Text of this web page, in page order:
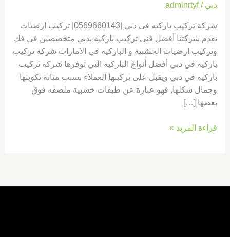
دبي /
adminrtyf
شركة تركيب باركيه في دبي |0569660143| تركيب ارضيات
تقدم شركتنا أفضل فني تركيب باركيه بدبي متخصصين في فك
وتركيب ارضيات الخشبية و الباركيه في الامارات شركة تركيب
باركيه في دبي أفضل أنواع الباركيه التي توفرها شركة تركيب
باركيه في دبي ويقبل على تركيبها العملاء بسبب متانة تكوينها
وجمال شكلها, فهو عبارة عن طبقات خشبية ملصقه فوق
بعضها […]
قراءة المزيد »